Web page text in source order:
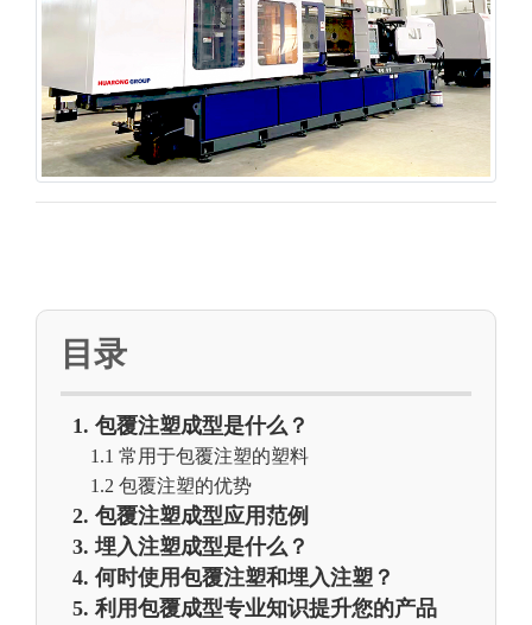
目录
1. 包覆注塑成型是什么？
1.1 常用于包覆注塑的塑料
1.2 包覆注塑的优势
2. 包覆注塑成型应用范例
3. 埋入注塑成型是什么？
4. 何时使用包覆注塑和埋入注塑？
5. 利用包覆成型专业知识提升您的产品